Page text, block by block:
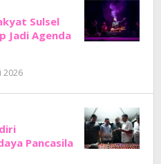
Sulsel
Jadi Agenda
2026
Junaedi
Pancasila